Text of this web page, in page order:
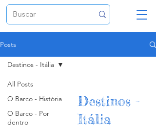
Posts
All Posts
O Barco - História
O Barco - Por
dentro
Destinos - Itália
Destinos -
Itália